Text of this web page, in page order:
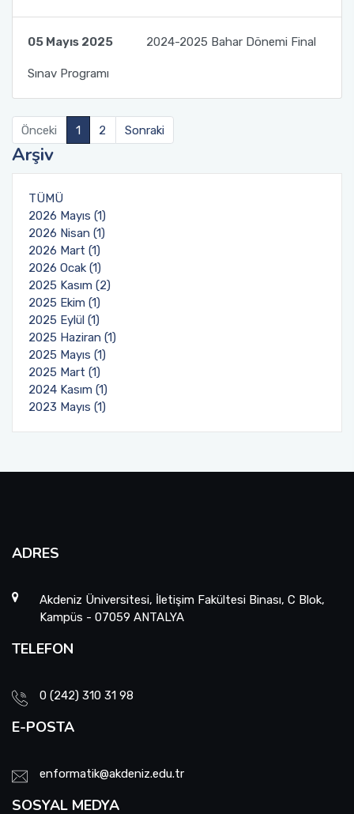
05 Mayıs 2025 2024-2025 Bahar Dönemi Final
Sınav Programı
Önceki 1 2 Sonraki
Arşiv
TÜMÜ
2026 Mayıs (1)
2026 Nisan (1)
2026 Mart (1)
2026 Ocak (1)
2025 Kasım (2)
2025 Ekim (1)
2025 Eylül (1)
2025 Haziran (1)
2025 Mayıs (1)
2025 Mart (1)
2024 Kasım (1)
2023 Mayıs (1)
ADRES
Akdeniz Üniversitesi, İletişim Fakültesi Binası, C Blok,
Kampüs - 07059 ANTALYA
TELEFON
0 (242) 310 31 98
E-POSTA
enformatik@akdeniz.edu.tr
SOSYAL MEDYA